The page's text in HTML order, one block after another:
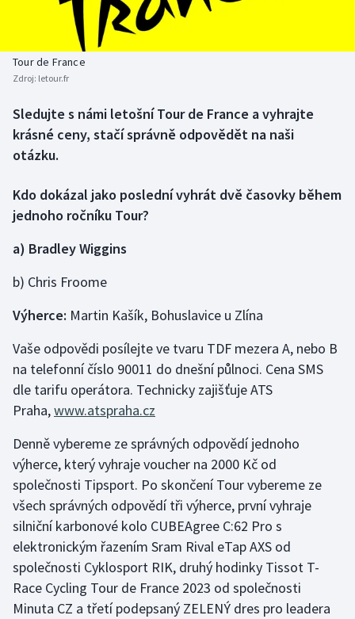
Boby a skeleton
Box
Curling
Dostihy
Futsal
Golf
Jezdectví
Judo
Krasobruslení
Lezení
Lyže a snowboard
Moderní pětiboj
Motorsport
Tour de France
Zdroj: letour.fr
Sledujte s námi letošní Tour de France a vyhrajte
krásné ceny, stačí správně odpovědět na naši
otázku.
Kdo dokázal jako poslední vyhrát dvě časovky během
jednoho ročníku Tour?
a) Bradley Wiggins
b) Chris Froome
Výherce: Martin Kašík, Bohuslavice u Zlína
Vaše odpovědi posílejte ve tvaru TDF mezera A, nebo B
na telefonní číslo 90011 do dnešní půlnoci. Cena SMS
dle tarifu operátora. Technicky zajišťuje ATS
Praha,www.atspraha.cz
Denně vybereme ze správných odpovědí jednoho
výherce, který vyhraje voucher na 2000 Kč od
společnosti Tipsport. Po skončení Tour vybereme ze
všech správných odpovědí tři výherce, první vyhraje
silniční karbonové kolo CUBEAgree C:62 Pro s
elektronickým řazením Sram Rival eTap AXS od
společnosti Cyklosport RIK, druhý hodinky Tissot T-
Race Cycling Tour de France 2023 od společnosti
Minuta CZ a třetí podepsaný ZELENÝ dres pro leadera